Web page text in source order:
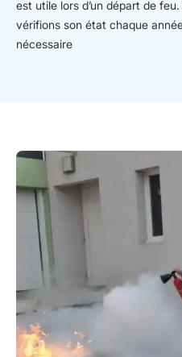
est utile lors d’un départ de
vérifions son état chaque
nécessaire